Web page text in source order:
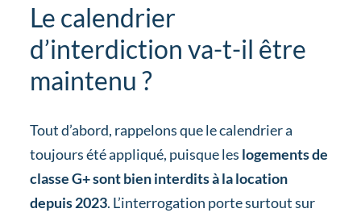
Le calendrier
d’interdiction va-t-il être
maintenu ?
Tout d’abord, rappelons que le calendrier a
toujours été appliqué, puisque les logements de
classe G+ sont bien interdits à la location
depuis 2023. L’interrogation porte surtout sur